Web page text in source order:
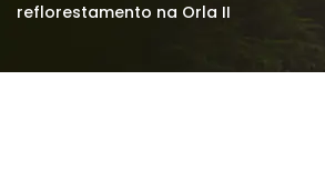
reflorestamento na Orla II